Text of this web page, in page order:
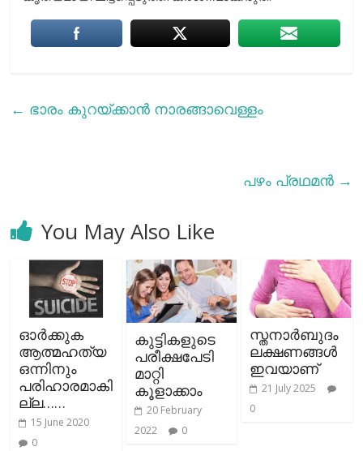
← ഭാരം കുറയ്ക്കാൻ നാരങ്ങാവെള്ളം
പഴം പ്രഥമൻ →
You May Also Like
ഓര്‍ക്കുക
ആത്മഹത്യ
ഒന്നിനും
പരിഹാരമാകി
ല്ല……
15 June 2020
0
കുട്ടികളുടെ
പരീക്ഷപേടി
മാറ്റി
കൂളാക്കാം
20 February
2022
0
സ്തനാര്‍ബുദം
ലക്ഷണങ്ങള്‍
ഇവയാണ്
21 July 2025
0